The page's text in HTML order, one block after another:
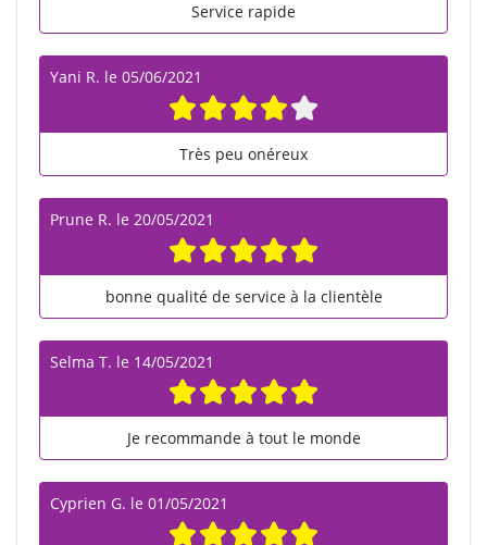
Service rapide
Yani R. le 05/06/2021
Très peu onéreux
Prune R. le 20/05/2021
bonne qualité de service à la clientèle
Selma T. le 14/05/2021
Je recommande à tout le monde
Cyprien G. le 01/05/2021